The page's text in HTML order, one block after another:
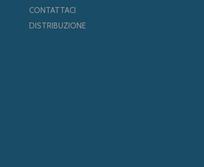
CONTATTACI
DISTRIBUZIONE